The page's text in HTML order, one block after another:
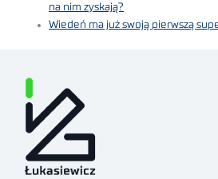
na nim zyskają?
Wiedeń ma już swoją pierwszą